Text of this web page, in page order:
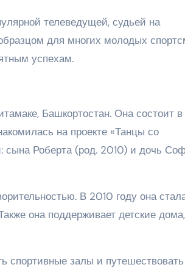
телеведущей, судьей на
для многих молодых
успехам.
Башкортостан. Она состоит в
на проекте «Танцы со
сына Роберта (род. 2010) и дочь
В 2010 году она
она поддерживает детские дома,
спортивные залы и